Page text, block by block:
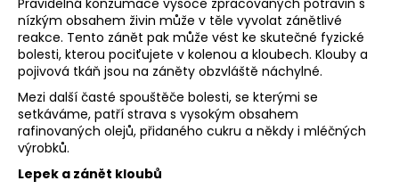
nízkým obsahem živin může v těle vyvolat zánětlivé
reakce. Tento zánět pak může vést ke skutečné fyzické
bolesti, kterou pociťujete v kolenou a kloubech. Klouby a
pojivová tkáň jsou na záněty obzvláště náchylné.
Mezi další časté spouštěče bolesti, se kterými se
setkáváme, patří strava s vysokým obsahem
rafinovaných olejů, přidaného cukru a někdy i mléčných
výrobků.
Lepek a zánět kloubů